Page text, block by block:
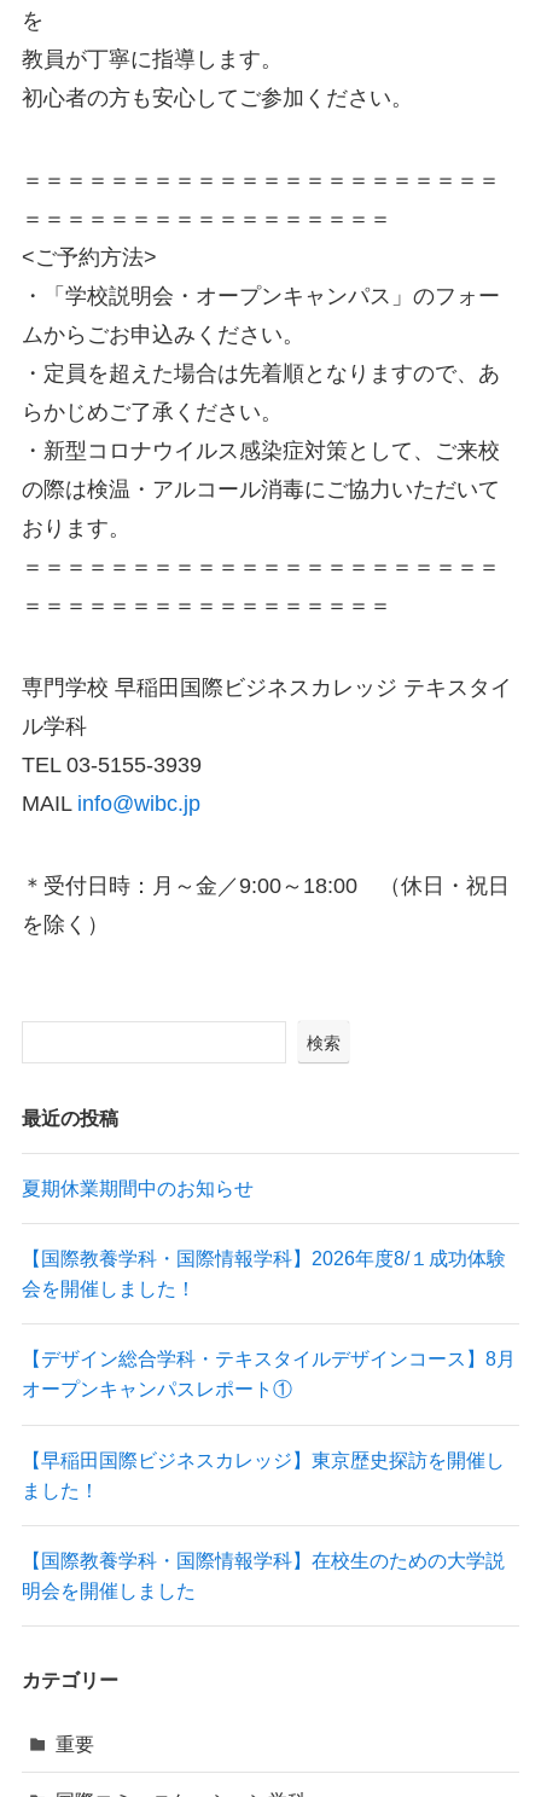
を
教員が丁寧に指導します。
初心者の方も安心してご参加ください。
＝＝＝＝＝＝＝＝＝＝＝＝＝＝＝＝＝＝＝＝＝＝
＝＝＝＝＝＝＝＝＝＝＝＝＝＝＝＝＝
<ご予約方法>
・「学校説明会・オープンキャンパス」のフォー
ムからごお申込みください。
・定員を超えた場合は先着順となりますので、あ
らかじめご了承ください。
・新型コロナウイルス感染症対策として、ご来校
の際は検温・アルコール消毒にご協力いただいて
おります。
＝＝＝＝＝＝＝＝＝＝＝＝＝＝＝＝＝＝＝＝＝＝
＝＝＝＝＝＝＝＝＝＝＝＝＝＝＝＝＝
専門学校 早稲田国際ビジネスカレッジ テキスタイ
ル学科
TEL 03-5155-3939
MAIL info@wibc.jp
＊受付日時：月～金／9:00～18:00 （休日・祝日
を除く）
検索
最近の投稿
夏期休業期間中のお知らせ
【国際教養学科・国際情報学科】2026年度8/１成功体験
会を開催しました！
【デザイン総合学科・テキスタイルデザインコース】8月
オープンキャンパスレポート①
【早稲田国際ビジネスカレッジ】東京歴史探訪を開催し
ました！
【国際教養学科・国際情報学科】在校生のための大学説
明会を開催しました
カテゴリー
重要